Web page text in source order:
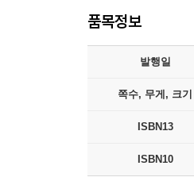
품목정보
발행일
쪽수, 무게, 크기
ISBN13
ISBN10